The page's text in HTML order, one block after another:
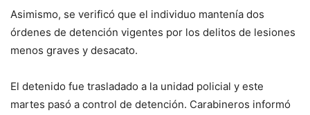
Asimismo, se verificó que el individuo mantenía dos
órdenes de detención vigentes por los delitos de lesiones
menos graves y desacato.
El detenido fue trasladado a la unidad policial y este
martes pasó a control de detención. Carabineros informó